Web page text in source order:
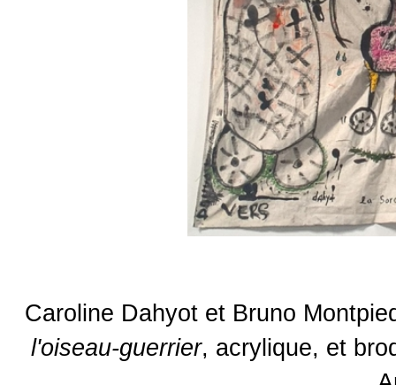
Caroline Dahyot et Bruno
l'oiseau-guerrier, acrylique, et